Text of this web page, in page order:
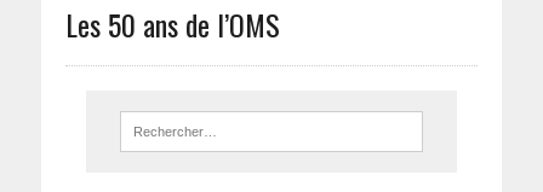
Les 50 ans de l’OMS